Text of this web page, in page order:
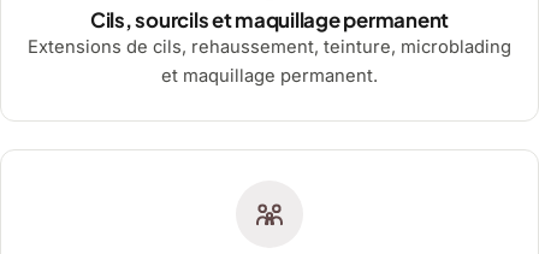
Cils, sourcils et maquillage permanent
Extensions de cils, rehaussement, teinture, microblading
et maquillage permanent.